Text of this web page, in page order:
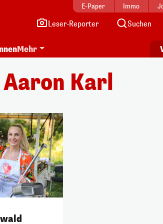
E-Paper Immo
Leser-Reporter Suchen
Mehr
Karl